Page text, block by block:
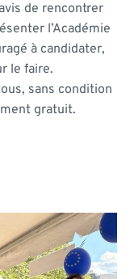
de rencontrer
l’Académie
à candidater,
le faire.
sans condition
gratuit.